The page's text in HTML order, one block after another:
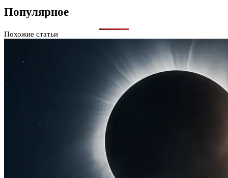
Популярное
Похожие статьи